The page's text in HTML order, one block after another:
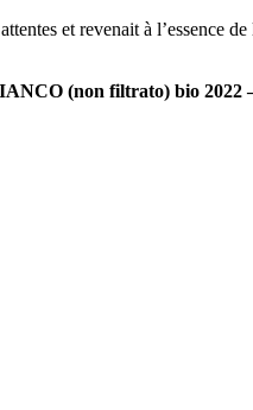
et revenait à l’essence
(non filtrato) bio 2022